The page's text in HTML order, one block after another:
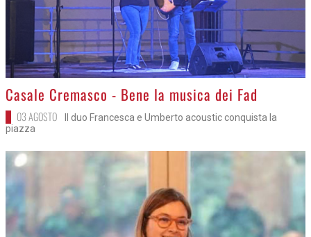
>
Casale Cremasco - Bene la musica dei Fad
03 AGOSTO
Il duo Francesca e Umberto acoustic conquista la
piazza